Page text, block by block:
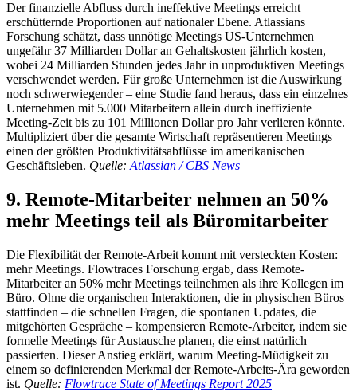
Der finanzielle Abfluss durch ineffektive Meetings erreicht
erschütternde Proportionen auf nationaler Ebene. Atlassians
Forschung schätzt, dass unnötige Meetings US-Unternehmen
ungefähr 37 Milliarden Dollar an Gehaltskosten jährlich kosten,
wobei 24 Milliarden Stunden jedes Jahr in unproduktiven Meetings
verschwendet werden. Für große Unternehmen ist die Auswirkung
noch schwerwiegender – eine Studie fand heraus, dass ein einzelnes
Unternehmen mit 5.000 Mitarbeitern allein durch ineffiziente
Meeting-Zeit bis zu 101 Millionen Dollar pro Jahr verlieren könnte.
Multipliziert über die gesamte Wirtschaft repräsentieren Meetings
einen der größten Produktivitätsabflüsse im amerikanischen
Geschäftsleben. Quelle:Atlassian / CBS News
9. Remote-Mitarbeiter nehmen an 50%
mehr Meetings teil als Büromitarbeiter
Die Flexibilität der Remote-Arbeit kommt mit versteckten Kosten:
mehr Meetings. Flowtraces Forschung ergab, dass Remote-
Mitarbeiter an 50% mehr Meetings teilnehmen als ihre Kollegen im
Büro. Ohne die organischen Interaktionen, die in physischen Büros
stattfinden – die schnellen Fragen, die spontanen Updates, die
mitgehörten Gespräche – kompensieren Remote-Arbeiter, indem sie
formelle Meetings für Austausche planen, die einst natürlich
passierten. Dieser Anstieg erklärt, warum Meeting-Müdigkeit zu
einem so definierenden Merkmal der Remote-Arbeits-Ära geworden
ist. Quelle: Flowtrace State of Meetings Report 2025